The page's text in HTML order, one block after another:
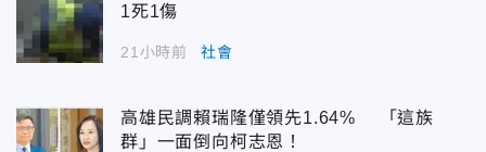
1死1傷
21小時前 社會
高雄民調賴瑞隆僅領先1.64% 「這族
群」一面倒向柯志恩！